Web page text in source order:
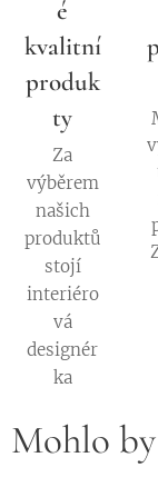
é
kvalitní
produk
ty
Za
výběrem
našich
produktů
stojí
interiéro
vá
designér
ka
Mohlo